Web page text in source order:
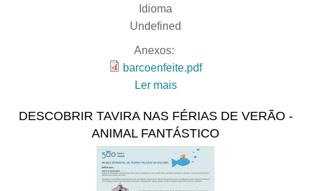
Idioma
Undefined
Anexos:
barcoenfeite.pdf
Ler mais
Origami
DESCOBRIR TAVIRA NAS FÉRIAS DE VERÃO -
ANIMAL FANTÁSTICO